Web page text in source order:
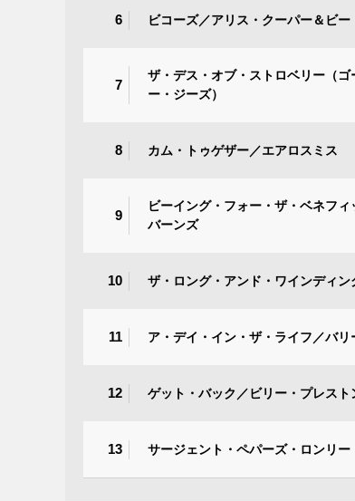
6 ビコーズ／アリス・クーパー＆ビー
7
ザ・デス・オブ・ストロベリー（
ー・ジーズ）
8 カム・トゥゲザー／エアロスミス
9
ビーイング・フォー・ザ・ベネフ
バーンズ
10 ザ・ロング・アンド・ワインディ
11 ア・デイ・イン・ザ・ライフ／バ
12 ゲット・バック／ビリー・プレスト
13 サージェント・ペパーズ・ロンリ